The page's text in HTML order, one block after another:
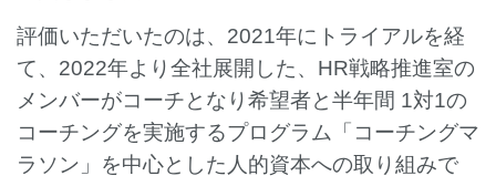
評価いただいたのは、2021年にトライアルを経
て、2022年より全社展開した、HR戦略推進室の
メンバーがコーチとなり希望者と半年間 1対1の
コーチングを実施するプログラム「コーチングマ
ラソン」を中心とした人的資本への取り組みで